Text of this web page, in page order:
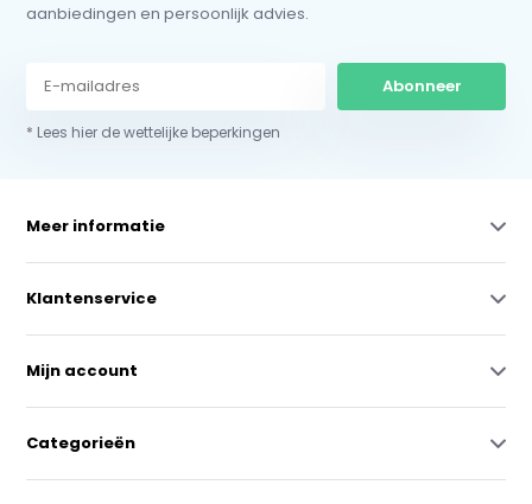
aanbiedingen en persoonlijk advies.
Abonneer
* Lees hier de wettelijke beperkingen
Meer informatie
Klantenservice
Mijn account
Categorieën